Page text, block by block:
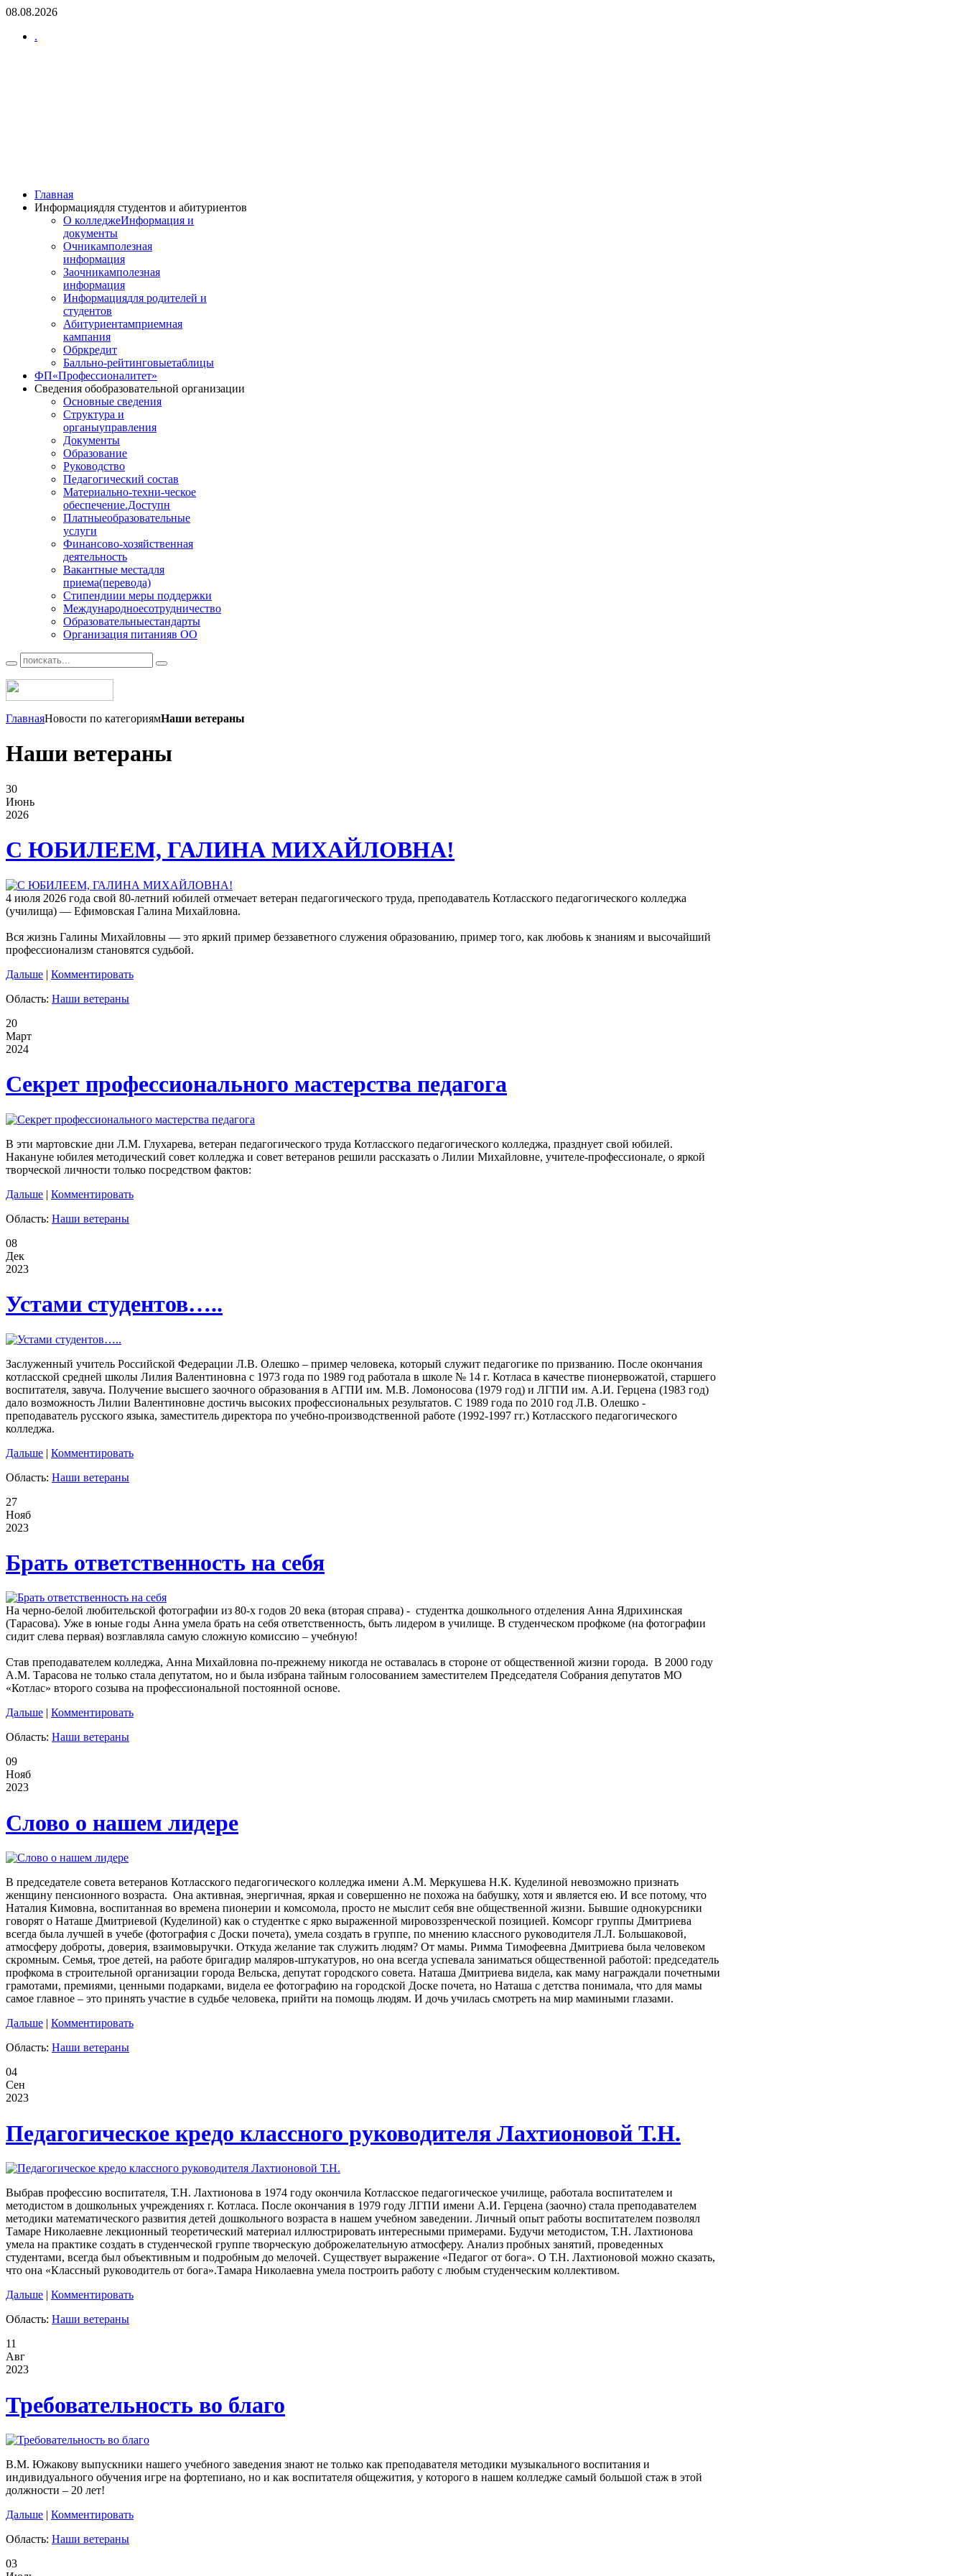
08.08.2026
.
Главная
Информациядля студентов и абитуриентов
О колледжеИнформация и
документы
Очникамполезная
информация
Заочникамполезная
информация
Информациядля родителей и
студентов
Абитуриентамприемная
кампания
Обркредит
Балльно-рейтинговыетаблицы
ФП«Профессионалитет»
Сведения обобразовательной организации
Основные сведения
Структура и
органыуправления
Документы
Образование
Руководство
Педагогический состав
Материально-техни-ческое
обеспечение.Доступн
Платныеобразовательные
услуги
Финансово-хозяйственная
деятельность
Вакантные местадля
приема(перевода)
Стипендиии меры поддержки
Международноесотрудничество
Образовательныестандарты
Организация питанияв ОО
ГлавнаяНовости по категориямНаши ветераны
Наши ветераны
30
Июнь
2026
С ЮБИЛЕЕМ, ГАЛИНА МИХАЙЛОВНА!
4 июля 2026 года свой 80-летний юбилей отмечает ветеран педагогического труда, преподаватель Котласского педагогического колледжа
(училища) — Ефимовская Галина Михайловна.
Вся жизнь Галины Михайловны — это яркий пример беззаветного служения образованию, пример того, как любовь к знаниям и высочайший
профессионализм становятся судьбой.
Дальше | Комментировать
Область: Наши ветераны
20
Март
2024
Секрет профессионального мастерства педагога
В эти мартовские дни Л.М. Глухарева, ветеран педагогического труда Котласского педагогического колледжа, празднует свой юбилей.
Накануне юбилея методический совет колледжа и совет ветеранов решили рассказать о Лилии Михайловне, учителе-профессионале, о яркой
творческой личности только посредством фактов:
Дальше | Комментировать
Область: Наши ветераны
08
Дек
2023
Устами студентов…..
Заслуженный учитель Российской Федерации Л.В. Олешко – пример человека, который служит педагогике по призванию. После окончания
котласской средней школы Лилия Валентиновна с 1973 года по 1989 год работала в школе № 14 г. Котласа в качестве пионервожатой, старшего
воспитателя, завуча. Получение высшего заочного образования в АГПИ им. М.В. Ломоносова (1979 год) и ЛГПИ им. А.И. Герцена (1983 год)
дало возможность Лилии Валентиновне достичь высоких профессиональных результатов. С 1989 года по 2010 год Л.В. Олешко -
преподаватель русского языка, заместитель директора по учебно-производственной работе (1992-1997 гг.) Котласского педагогического
колледжа.
Дальше | Комментировать
Область: Наши ветераны
27
Нояб
2023
Брать ответственность на себя
На черно-белой любительской фотографии из 80-х годов 20 века (вторая справа) - студентка дошкольного отделения Анна Ядрихинская
(Тарасова). Уже в юные годы Анна умела брать на себя ответственность, быть лидером в училище. В студенческом профкоме (на фотографии
сидит слева первая) возглавляла самую сложную комиссию – учебную!
Став преподавателем колледжа, Анна Михайловна по-прежнему никогда не оставалась в стороне от общественной жизни города. В 2000 году
А.М. Тарасова не только стала депутатом, но и была избрана тайным голосованием заместителем Председателя Собрания депутатов МО
«Котлас» второго созыва на профессиональной постоянной основе.
Дальше | Комментировать
Область: Наши ветераны
09
Нояб
2023
Слово о нашем лидере
В председателе совета ветеранов Котласского педагогического колледжа имени А.М. Меркушева Н.К. Куделиной невозможно признать
женщину пенсионного возраста. Она активная, энергичная, яркая и совершенно не похожа на бабушку, хотя и является ею. И все потому, что
Наталия Кимовна, воспитанная во времена пионерии и комсомола, просто не мыслит себя вне общественной жизни. Бывшие однокурсники
говорят о Наташе Дмитриевой (Куделиной) как о студентке с ярко выраженной мировоззренческой позицией. Комсорг группы Дмитриева
всегда была лучшей в учебе (фотография с Доски почета), умела создать в группе, по мнению классного руководителя Л.Л. Большаковой,
атмосферу доброты, доверия, взаимовыручки. Откуда желание так служить людям? От мамы. Римма Тимофеевна Дмитриева была человеком
скромным. Семья, трое детей, на работе бригадир маляров-штукатуров, но она всегда успевала заниматься общественной работой: председатель
профкома в строительной организации города Вельска, депутат городского совета. Наташа Дмитриева видела, как маму награждали почетными
грамотами, премиями, ценными подарками, видела ее фотографию на городской Доске почета, но Наташа с детства понимала, что для мамы
самое главное – это принять участие в судьбе человека, прийти на помощь людям. И дочь училась смотреть на мир мамиными глазами.
Дальше | Комментировать
Область: Наши ветераны
04
Сен
2023
Педагогическое кредо классного руководителя Лахтионовой Т.Н.
Выбрав профессию воспитателя, Т.Н. Лахтионова в 1974 году окончила Котласское педагогическое училище, работала воспитателем и
методистом в дошкольных учреждениях г. Котласа. После окончания в 1979 году ЛГПИ имени А.И. Герцена (заочно) стала преподавателем
методики математического развития детей дошкольного возраста в нашем учебном заведении. Личный опыт работы воспитателем позволял
Тамаре Николаевне лекционный теоретический материал иллюстрировать интересными примерами. Будучи методистом, Т.Н. Лахтионова
умела на практике создать в студенческой группе творческую доброжелательную атмосферу. Анализ пробных занятий, проведенных
студентами, всегда был объективным и подробным до мелочей. Существует выражение «Педагог от бога». О Т.Н. Лахтионовой можно сказать,
что она «Классный руководитель от бога».Тамара Николаевна умела построить работу с любым студенческим коллективом.
Дальше | Комментировать
Область: Наши ветераны
11
Авг
2023
Требовательность во благо
В.М. Южакову выпускники нашего учебного заведения знают не только как преподавателя методики музыкального воспитания и
индивидуального обучения игре на фортепиано, но и как воспитателя общежития, у которого в нашем колледже самый большой стаж в этой
должности – 20 лет!
Дальше | Комментировать
Область: Наши ветераны
03